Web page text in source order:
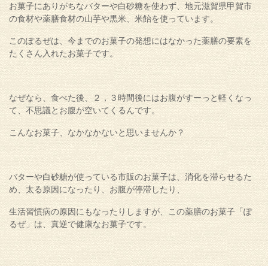
お菓子にありがちなバターや白砂糖を使わず、地元滋賀県甲賀市
の食材や薬膳食材の山芋や黒米、米飴を使っています。
このぽるぜは、今までのお菓子の発想にはなかった薬膳の要素を
たくさん入れたお菓子です。
なぜなら、食べた後、２，３時間後にはお腹がすーっと軽くなっ
て、不思議とお腹が空いてくるんです。
こんなお菓子、なかなかないと思いませんか？
バターや白砂糖が使っている市販のお菓子は、消化を滞らせるた
め、太る原因になったり、お腹が停滞したり、
生活習慣病の原因にもなったりしますが、この薬膳のお菓子「ぽ
るぜ」は、真逆で健康なお菓子です。